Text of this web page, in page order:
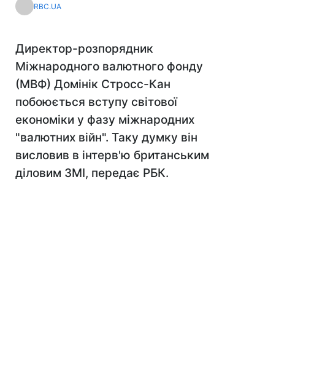
RBC.UA
Директор-розпорядник
Міжнародного валютного фонду
(МВФ) Домінік Стросс-Кан
побоюється вступу світової
економіки у фазу міжнародних
"валютних війн". Таку думку він
висловив в інтерв'ю британським
діловим ЗМІ, передає РБК.